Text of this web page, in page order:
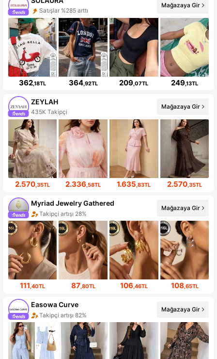
Satışlar %285 arttı
Mağazaya Gir
362,18TL 364,92TL 209,07TL 249,13TL
ZEYLAH
435K Takipçi
Mağazaya Gir
2.570,35TL 2.336,58TL 1.635,83TL 2.570,35TL
Myriad Jewelry Gathered
Takipçi artışı 28%
Mağazaya Gir
111,40TL 87,80TL 106,46TL 108,65TL
Easowa Curve
Takipçi artışı 82%
Mağazaya Gir